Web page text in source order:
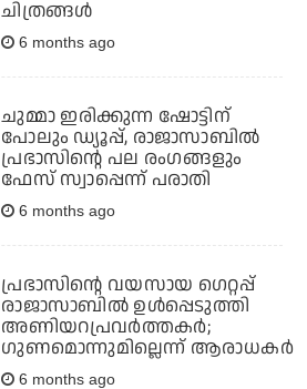
ചിത്രങ്ങള്‍
6 months ago
ചുമ്മാ ഇരിക്കുന്ന ഷോട്ടിന്
പോലും ഡ്യൂപ്പ്, രാജാസാബില്‍
പ്രഭാസിന്റെ പല രംഗങ്ങളും
ഫേസ് സ്വാപ്പെന്ന് പരാതി
6 months ago
പ്രഭാസിന്റെ വയസായ ഗെറ്റപ്പ്
രാജാസാബില്‍ ഉള്‍പ്പെടുത്തി
അണിയറപ്രവര്‍ത്തകര്‍;
ഗുണമൊന്നുമില്ലെന്ന് ആരാധകര്‍
6 months ago